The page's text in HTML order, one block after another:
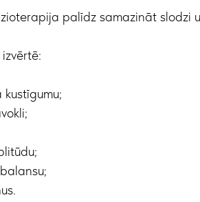
palīdz samazināt slodzi
kustīgumu;